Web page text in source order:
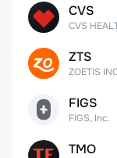
CVS
ZTS
ZOETIS
FIGS
FIGS, Inc.
TMO